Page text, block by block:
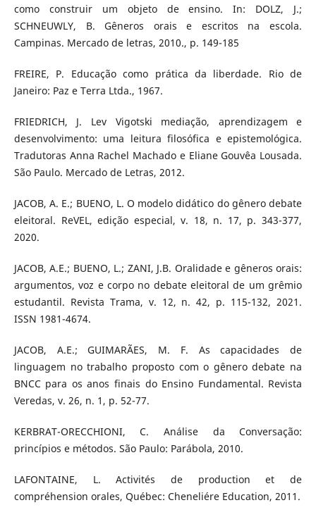
como construir um objeto de ensino. In: DOLZ, J.;
SCHNEUWLY, B. Gêneros orais e escritos na escola.
Campinas. Mercado de letras, 2010., p. 149-185
FREIRE, P. Educação como prática da liberdade. Rio de
Janeiro: Paz e Terra Ltda., 1967.
FRIEDRICH, J. Lev Vigotski mediação, aprendizagem e
desenvolvimento: uma leitura filosófica e epistemológica.
Tradutoras Anna Rachel Machado e Eliane Gouvêa Lousada.
São Paulo. Mercado de Letras, 2012.
JACOB, A. E.; BUENO, L. O modelo didático do gênero debate
eleitoral. ReVEL, edição especial, v. 18, n. 17, p. 343-377,
2020.
JACOB, A.E.; BUENO, L.; ZANI, J.B. Oralidade e gêneros orais:
argumentos, voz e corpo no debate eleitoral de um grêmio
estudantil. Revista Trama, v. 12, n. 42, p. 115-132, 2021.
ISSN 1981-4674.
JACOB, A.E.; GUIMARÃES, M. F. As capacidades de
linguagem no trabalho proposto com o gênero debate na
BNCC para os anos finais do Ensino Fundamental. Revista
Veredas, v. 26, n. 1, p. 52-77.
KERBRAT-ORECCHIONI, C. Análise da Conversação:
princípios e métodos. São Paulo: Parábola, 2010.
LAFONTAINE, L. Activités de production et de
compréhension orales, Québec: Cheneliére Education, 2011.